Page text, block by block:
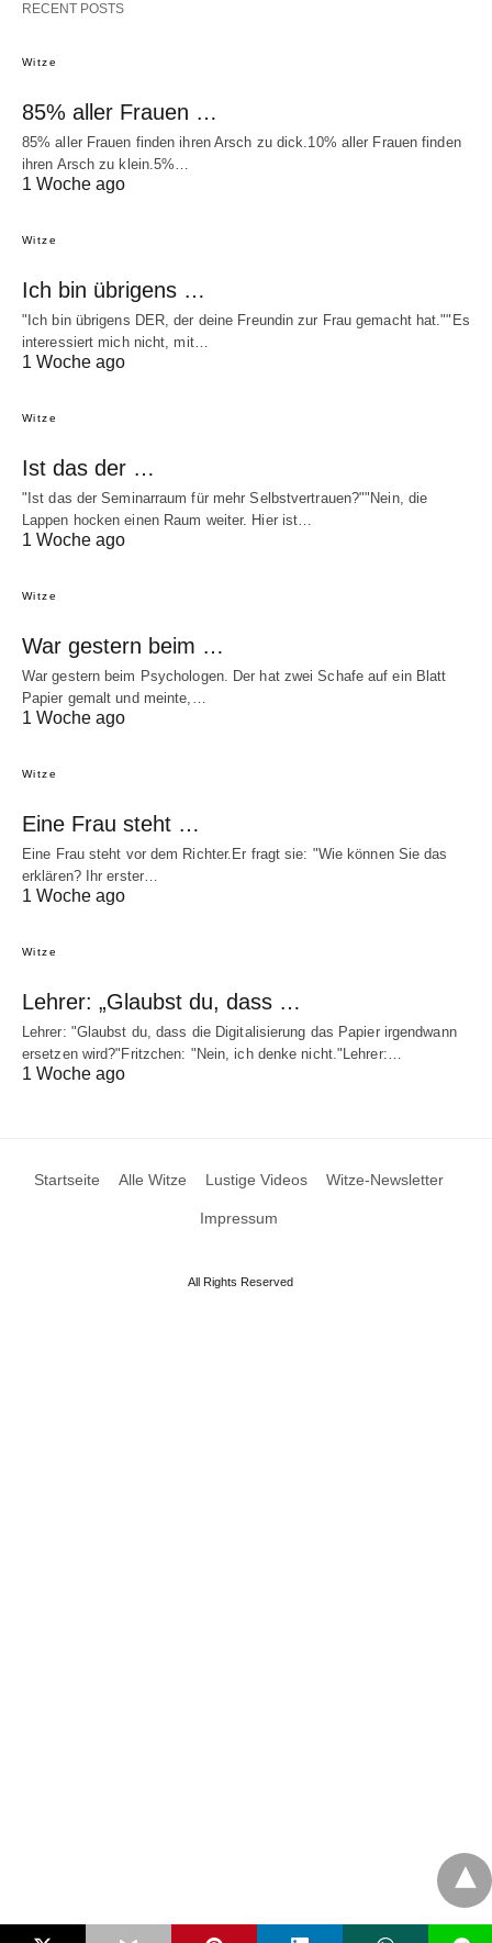
RECENT POSTS
Witze
85% aller Frauen …
85% aller Frauen finden ihren Arsch zu dick.10% aller Frauen finden
ihren Arsch zu klein.5%…
1 Woche ago
Witze
Ich bin übrigens …
"Ich bin übrigens DER, der deine Freundin zur Frau gemacht hat.""Es
interessiert mich nicht, mit…
1 Woche ago
Witze
Ist das der …
"Ist das der Seminarraum für mehr Selbstvertrauen?""Nein, die
Lappen hocken einen Raum weiter. Hier ist…
1 Woche ago
Witze
War gestern beim …
War gestern beim Psychologen. Der hat zwei Schafe auf ein Blatt
Papier gemalt und meinte,…
1 Woche ago
Witze
Eine Frau steht …
Eine Frau steht vor dem Richter.Er fragt sie: "Wie können Sie das
erklären? Ihr erster…
1 Woche ago
Witze
Lehrer: „Glaubst du, dass …
Lehrer: "Glaubst du, dass die Digitalisierung das Papier irgendwann
ersetzen wird?"Fritzchen: "Nein, ich denke nicht."Lehrer:…
1 Woche ago
Startseite Alle Witze Lustige Videos Witze-Newsletter
Impressum
All Rights Reserved